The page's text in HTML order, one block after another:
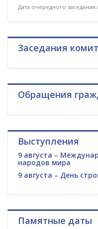
Дата очередного заседания
Заседания
Обращения
Выступления
9 августа –
народов мира
9 августа – День
Памятные даты